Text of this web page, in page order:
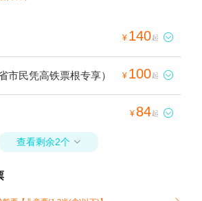
¥ 140起 
市民凭高铁票根专享） ¥ 100起 
¥ 84起 
查看剩余2个 